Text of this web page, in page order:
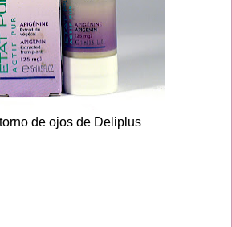
de ojos de Deliplus